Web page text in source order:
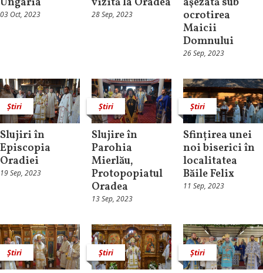
03 Oct, 2023 28 Sep, 2023
ocrotirea
Maicii
Domnului
26 Sep, 2023
Știri
Slujiri în
Episcopia
Oradiei
19 Sep, 2023
Știri
Slujire în
Parohia
Mierlău,
Protopopiatul
Oradea
13 Sep, 2023
Știri
Sfințirea unei
noi biserici în
localitatea
Băile Felix
11 Sep, 2023
Știri Știri Știri